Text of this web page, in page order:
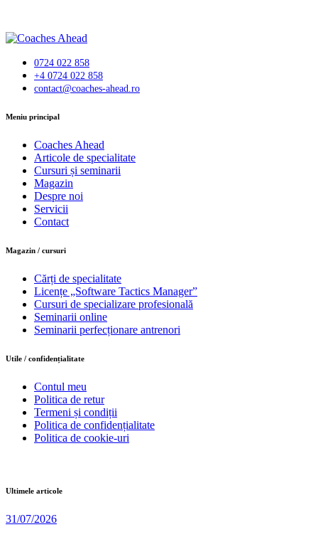
0724 022 858
+4 0724 022 858
contact@coaches-ahead.ro
facebook-
Meniu principal
Coaches Ahead
Articole de specialitate
Cursuri și seminarii
Magazin
Despre noi
Servicii
Contact
Magazin / cursuri
Cărți de specialitate
Licențe „Software Tactics Manager”
Cursuri de specializare profesională
Seminarii online
Seminarii perfecționare antrenori
Utile / confidențialitate
Contul meu
Politica de retur
Termeni și condiții
Politica de confidențialitate
Politica de cookie-uri
Ultimele articole
31/07/2026